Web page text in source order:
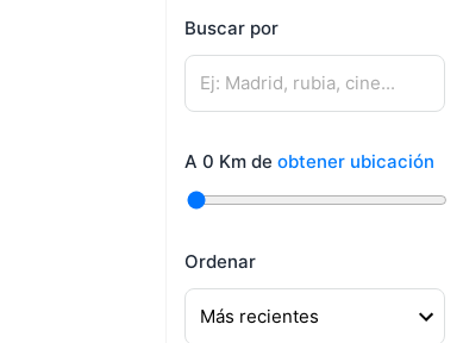
Mujeres buscando
amigos
Mujeres buscando
Mujeres buscando
Hombres buscando
pareja
amigos
Buscar por
A 0 Km de obtener ubicación
Ordenar